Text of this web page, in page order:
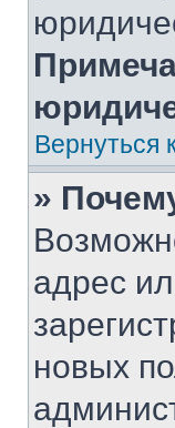
Вернуться
»
адрес
новых